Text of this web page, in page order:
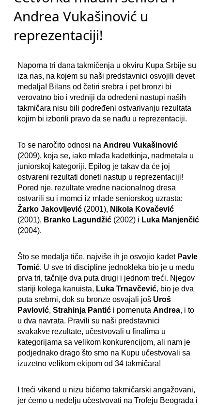
Andrea Vukašinović u
reprezentaciji!
Naporna tri dana takmičenja u okviru Kupa Srbije su
iza nas, na kojem su naši predstavnici osvojili devet
medalja! Bilans od četiri srebra i pet bronzi bi
verovatno bio i vredniji da određeni nastupi naših
takmičara nisu bili podređeni ostvarivanju rezultata
kojim bi izborili pravo da se nađu u reprezentaciji.
To se naročito odnosi na Andreu Vukašinović
(2009), koja se, iako mlađa kadetkinja, nadmetala u
juniorskoj kategoriji. Epilog je takav da će joj
ostvareni rezultati doneti nastup u reprezentaciji!
Pored nje, rezultate vredne nacionalnog dresa
ostvarili su i momci iz mlađe seniorskog uzrasta:
Žarko Jakovljević (2001), Nikola Kovačević
(2001), Branko Lagundžić (2002) i Luka Manjenčić
(2004).
Što se medalja tiče, najviše ih je osvojio kadet Pavle
Tomić. U sve tri discipline jednokleka bio je u među
prva tri, tačnije dva puta drugi i jednom treći. Njegov
stariji kolega kanuista, Luka Trnavčević, bio je dva
puta srebrni, dok su bronze osvajali još Uroš
Pavlović, Strahinja Pantić i pomenuta Andrea, i to
u dva navrata. Pravili su naši predstavnici
svakakve rezultate, učestvovali u finalima u
kategorijama sa velikom konkurencijom, ali nam je
podjednako drago što smo na Kupu učestvovali sa
izuzetno velikom ekipom od 34 takmičara!
I treći vikend u nizu bićemo takmičarski angažovani,
jer ćemo u nedelju učestvovati na Trofeju Beograda i